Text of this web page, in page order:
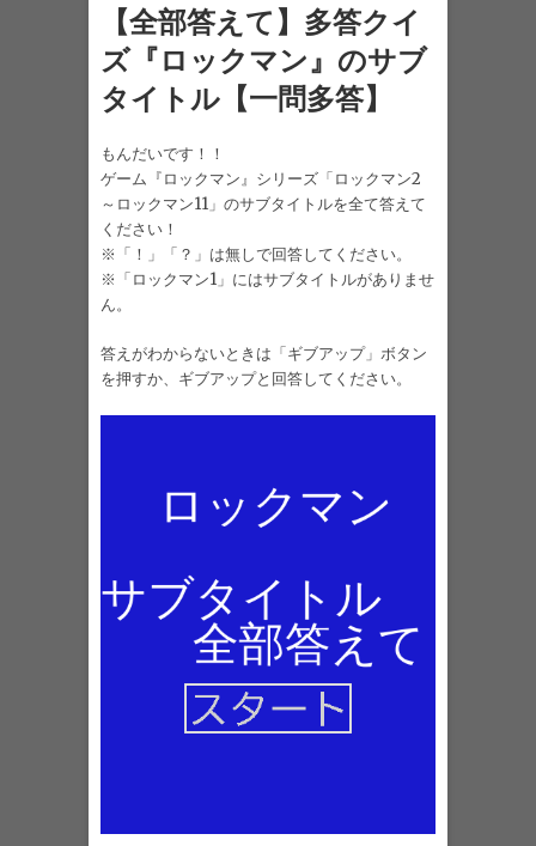
【全部答えて】多答クイ
ズ『ロックマン』のサブ
タイトル【一問多答】
もんだいです！！
ゲーム『ロックマン』シリーズ「ロックマン2
～ロックマン11」のサブタイトルを全て答えて
ください！
※「！」「？」は無しで回答してください。
※「ロックマン1」にはサブタイトルがありませ
ん。
答えがわからないときは「ギブアップ」ボタン
を押すか、ギブアップと回答してください。